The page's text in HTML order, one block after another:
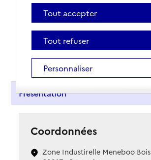
Présentation
Coordonnées
Zone Industirelle Meneboo Bois
Tout accepter
Tout refuser
Personnaliser